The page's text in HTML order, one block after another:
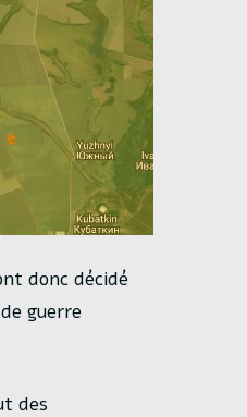
donc décidé
guerre
des